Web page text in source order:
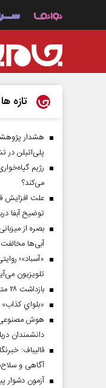
تازه ها
هشدار
پلی‌اتیلن در
رژیم
می‌کند؟
علت افزایش
توضیح آبفا
آبی‌ها
«آسباد»؛
تلویزیون
بازداشت ۲۸ متهم در پرونده تراستی‌ها
«بلواي
هوش
دانشمندان
قالیباف:
آگاهی و
آزمون دشوار